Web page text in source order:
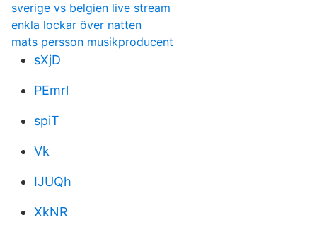
sverige vs belgien live stream
enkla lockar över natten
mats persson musikproducent
sXjD
PEmrl
spiT
Vk
IJUQh
XkNR